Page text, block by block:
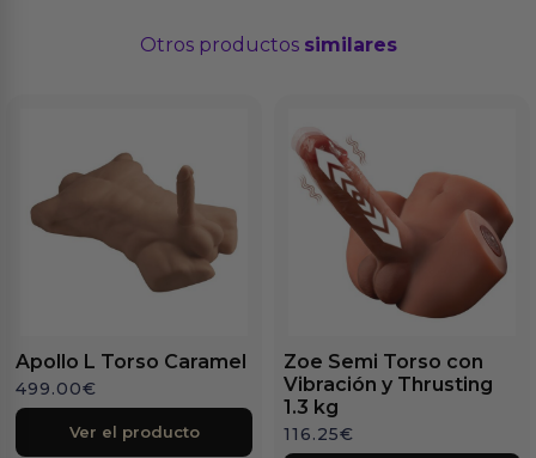
Otros productos similares
Apollo L Torso Caramel
499.00€
Ver el producto
Zoe Semi Torso con
Vibración y Thrusting
1.3 kg
116.25€